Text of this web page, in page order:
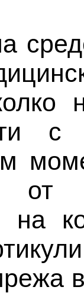
от
на